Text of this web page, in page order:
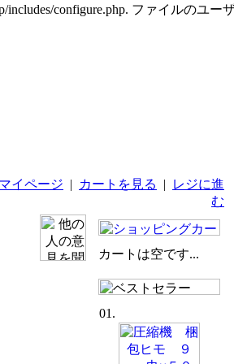
configure.php. ファイルのユー
マイページ | カートを見る |
レジに進
む
カートは空です...
01.